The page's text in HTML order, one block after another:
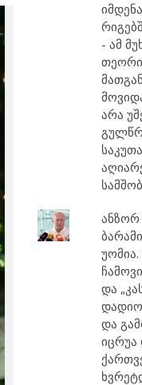
- ამ
არა
ანზორ
და
და
იცრუა